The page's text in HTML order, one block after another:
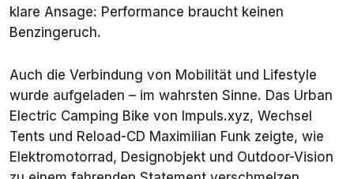
klare Ansage: Performance braucht keinen
Benzingeruch.
Auch die Verbindung von Mobilität und Lifestyle
wurde aufgeladen – im wahrsten Sinne. Das Urban
Electric Camping Bike von Impuls.xyz, Wechsel
Tents und Reload-CD Maximilian Funk zeigte, wie
Elektromotorrad, Designobjekt und Outdoor-Vision